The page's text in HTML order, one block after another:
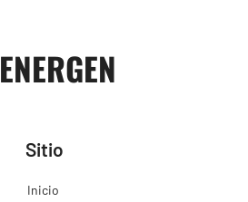
ENERGEN
Sitio
Inicio